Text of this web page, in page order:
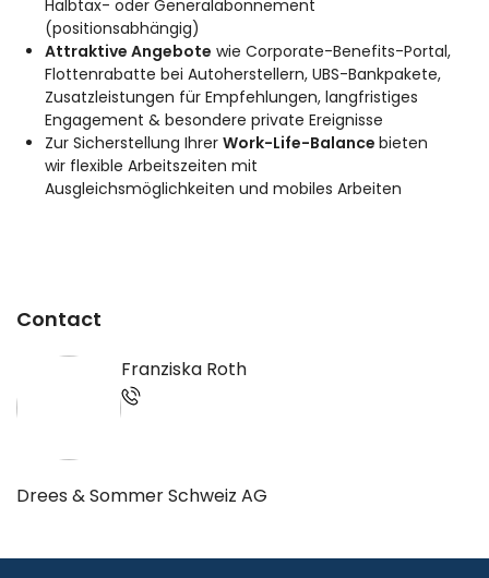
Halbtax- oder Generalabonnement
(positionsabhängig)
Attraktive Angebote wie Corporate-Benefits-Portal,
Flottenrabatte bei Autoherstellern, UBS-Bankpakete,
Zusatzleistungen für Empfehlungen, langfristiges
Engagement & besondere private Ereignisse
Zur Sicherstellung Ihrer Work-Life-Balance bieten
wir flexible Arbeitszeiten mit
Ausgleichsmöglichkeiten und mobiles Arbeiten
Contact
Franziska Roth
Drees & Sommer Schweiz AG